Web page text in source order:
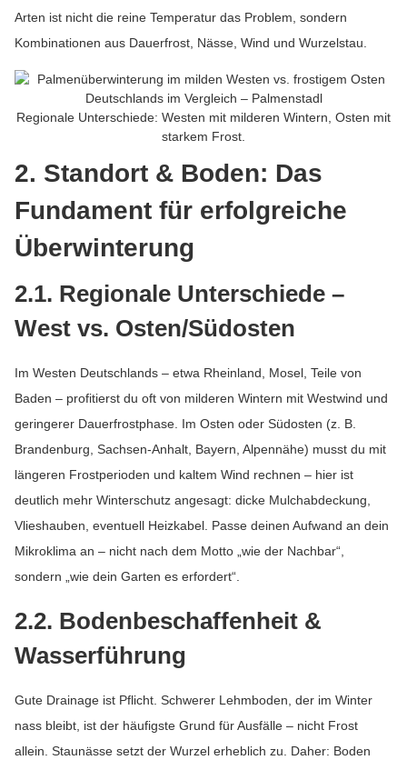
Arten ist nicht die reine Temperatur das Problem, sondern
Kombinationen aus Dauerfrost, Nässe, Wind und Wurzelstau.
Regionale Unterschiede: Westen mit milderen Wintern, Osten mit
starkem Frost.
2. Standort & Boden: Das
Fundament für erfolgreiche
Überwinterung
2.1. Regionale Unterschiede –
West vs. Osten/Südosten
Im Westen Deutschlands – etwa Rheinland, Mosel, Teile von
Baden – profitierst du oft von milderen Wintern mit Westwind und
geringerer Dauerfrostphase. Im Osten oder Südosten (z. B.
Brandenburg, Sachsen-Anhalt, Bayern, Alpennähe) musst du mit
längeren Frostperioden und kaltem Wind rechnen – hier ist
deutlich mehr Winterschutz angesagt: dicke Mulchabdeckung,
Vlieshauben, eventuell Heizkabel. Passe deinen Aufwand an dein
Mikroklima an – nicht nach dem Motto „wie der Nachbar“,
sondern „wie dein Garten es erfordert“.
2.2. Bodenbeschaffenheit &
Wasserführung
Gute Drainage ist Pflicht. Schwerer Lehmboden, der im Winter
nass bleibt, ist der häufigste Grund für Ausfälle – nicht Frost
allein. Staunässe setzt der Wurzel erheblich zu. Daher: Boden